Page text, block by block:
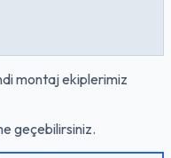
montaj ekiplerimiz
geçebilirsiniz.